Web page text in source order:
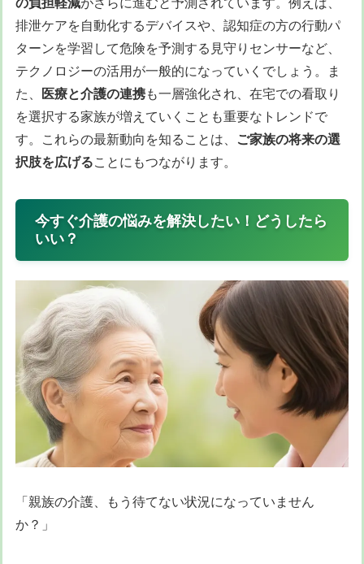
排泄ケアを自動化するデバイスや、認知症の方の行動パ
ターンを学習して危険を予測する見守りセンサーなど、
テクノロジーの活用が一般的になっていくでしょう。ま
た、 医療と介護の連携も一層強化され、在宅での看取り
を選択する家族が増えていくことも重要なトレンドで
す。これらの最新動向を知ることは、 ご家族の将来の選
択肢を広げることにもつながります。
今すぐ介護の悩みを解決したい！どうしたら
いい？
「親族の介護、もう待てない状況になっていません
か？」